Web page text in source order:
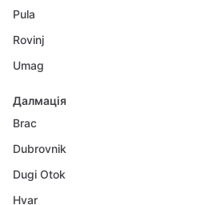
Pula
Rovinj
Umag
Далмація
Brac
Dubrovnik
Dugi Otok
Hvar